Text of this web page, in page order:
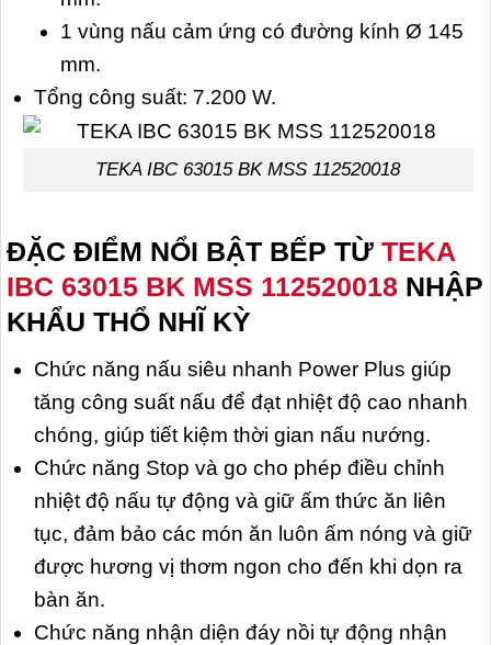
1 vùng nấu cảm ứng có đường kính Ø 145
mm.
Tổng công suất: 7.200 W.
TEKA IBC 63015 BK MSS 112520018
ĐẶC ĐIỂM NỔI BẬT BẾP TỪ TEKA
IBC 63015 BK MSS 112520018 NHẬP
KHẨU THỔ NHĨ KỲ
Chức năng nấu siêu nhanh Power Plus giúp
tăng công suất nấu để đạt nhiệt độ cao nhanh
chóng, giúp tiết kiệm thời gian nấu nướng.
Chức năng Stop và go cho phép điều chỉnh
nhiệt độ nấu tự động và giữ ấm thức ăn liên
tục, đảm bảo các món ăn luôn ấm nóng và giữ
được hương vị thơm ngon cho đến khi dọn ra
bàn ăn.
Chức năng nhận diện đáy nồi tự động nhận